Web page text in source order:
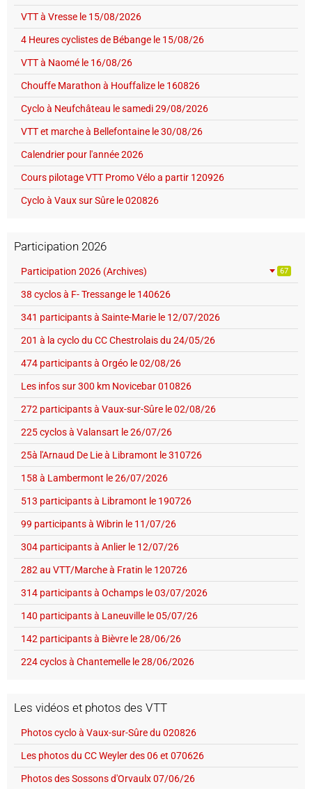
VTT à Vresse le 15/08/2026
4 Heures cyclistes de Bébange le 15/08/26
VTT à Naomé le 16/08/26
Chouffe Marathon à Houffalize le 160826
Cyclo à Neufchâteau le samedi 29/08/2026
VTT et marche à Bellefontaine le 30/08/26
Calendrier pour l'année 2026
Cours pilotage VTT Promo Vélo a partir 120926
Cyclo à Vaux sur Sûre le 020826
Participation 2026
Participation 2026 (Archives) 67
38 cyclos à F- Tressange le 140626
341 participants à Sainte-Marie le 12/07/2026
201 à la cyclo du CC Chestrolais du 24/05/26
474 participants à Orgéo le 02/08/26
Les infos sur 300 km Novicebar 010826
272 participants à Vaux-sur-Sûre le 02/08/26
225 cyclos à Valansart le 26/07/26
25à l'Arnaud De Lie à Libramont le 310726
158 à Lambermont le 26/07/2026
513 participants à Libramont le 190726
99 participants à Wibrin le 11/07/26
304 participants à Anlier le 12/07/26
282 au VTT/Marche à Fratin le 120726
314 participants à Ochamps le 03/07/2026
140 participants à Laneuville le 05/07/26
142 participants à Bièvre le 28/06/26
224 cyclos à Chantemelle le 28/06/2026
Les vidéos et photos des VTT
Photos cyclo à Vaux-sur-Sûre du 020826
Les photos du CC Weyler des 06 et 070626
Photos des Sossons d'Orvaulx 07/06/26